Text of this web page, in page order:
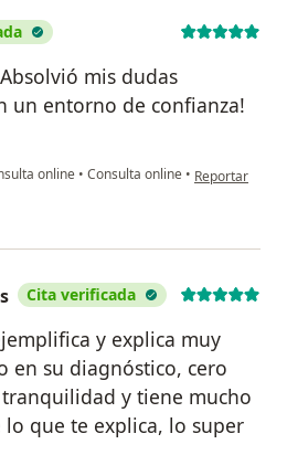
mis dudas
un entorno de confianza!
online • Consulta online • en opinión del
Reportar
Cita verificada
y explica muy
en su diagnóstico, cero
y tiene mucho
que te explica, lo super